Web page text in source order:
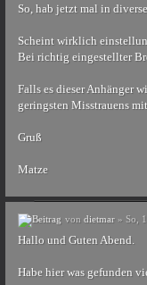
So, hab jetzt mal in
Scheint wirklich
Bei richtig eingestellter
Falls es dieser Anhänger
geringsten Misstrauens
Gruß
Matze
von dietmar » So,
Hallo und Guten Abend.
Habe hier was gefunden